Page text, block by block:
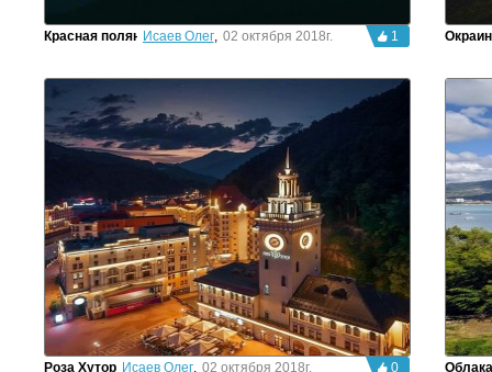
Красная поляна-Сочи
Исаев Олег, 02 октября 2018г. 1
Роза Хутор Исаев Олег, 02 октября 2018г. 0 Облака